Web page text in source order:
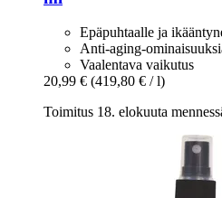
Epäpuhtaalle ja
Anti-aging-
Vaalentava vaikutus
20,99 € (419,80 € / l)
Toimitus 18. elokuuta